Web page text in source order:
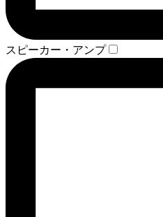
スピーカー・アンプ